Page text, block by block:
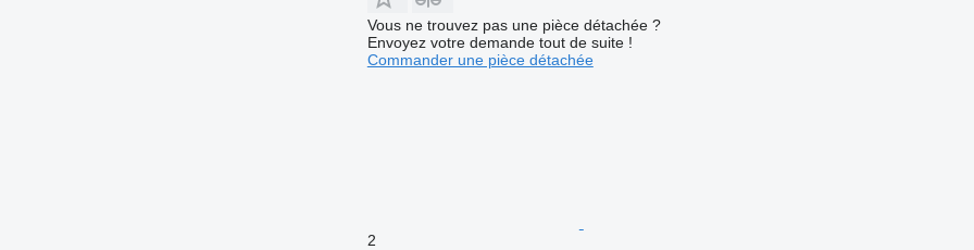
Vous ne trouvez pas une pièce détachée ?
Envoyez votre demande tout de suite !
Commander une pièce détachée
2